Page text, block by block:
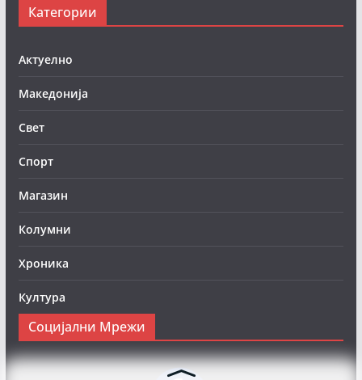
Категории
Актуелно
Македонија
Свет
Спорт
Магазин
Колумни
Хроника
Култура
Социјални Мрежи